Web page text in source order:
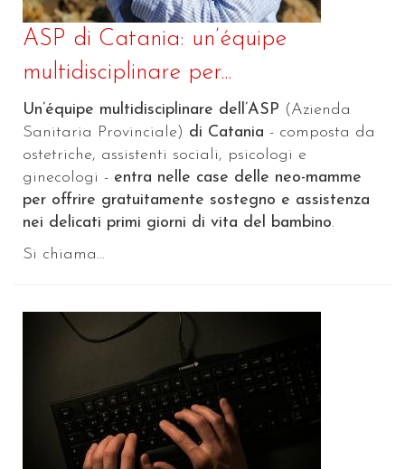
ASP di Catania: un’équipe
multidisciplinare per...
Un’équipe multidisciplinare dell’ASP (Azienda
Sanitaria Provinciale) di Catania - composta da
ostetriche, assistenti sociali, psicologi e
ginecologi - entra nelle case delle neo-mamme
per offrire gratuitamente sostegno e assistenza
nei delicati primi giorni di vita del bambino.
Si chiama...